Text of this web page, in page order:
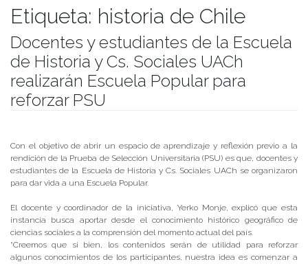
Etiqueta: historia de Chile
Docentes y estudiantes de la Escuela
de Historia y Cs. Sociales UACh
realizarán Escuela Popular para
reforzar PSU
Con el objetivo de abrir un espacio de aprendizaje y reflexión previo a la
rendición de la Prueba de Selección Universitaria (PSU) es que, docentes y
estudiantes de la Escuela de Historia y Cs. Sociales UACh se organizaron
para dar vida a una Escuela Popular.
El docente y coordinador de la iniciativa, Yerko Monje, explicó que esta
instancia busca aportar desde el conocimiento histórico geográfico de
ciencias sociales a la comprensión del momento actual del país.
“Creemos que si bien, los contenidos serán de utilidad para reforzar
algunos conocimientos de los participantes, nuestra idea es comenzar a